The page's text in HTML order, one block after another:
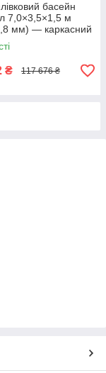
басейн
7,0×3,5×1,5 м
мм) — каркасний
приватного
₴ 117 676 ₴